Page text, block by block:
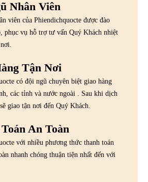
Nhân Viên
viên của Phiendichquocte được đào
phục vụ hỗ trợ tư vấn Quý Khách nhiệt
Tận Nơi
có đội ngũ chuyên biệt giao hàng
các tỉnh và nước ngoài . Sau khi dịch
giao tận nơi đến Quý Khách.
An Toàn
với nhiều phương thức thanh toán
nhanh chóng thuận tiện nhất đến với